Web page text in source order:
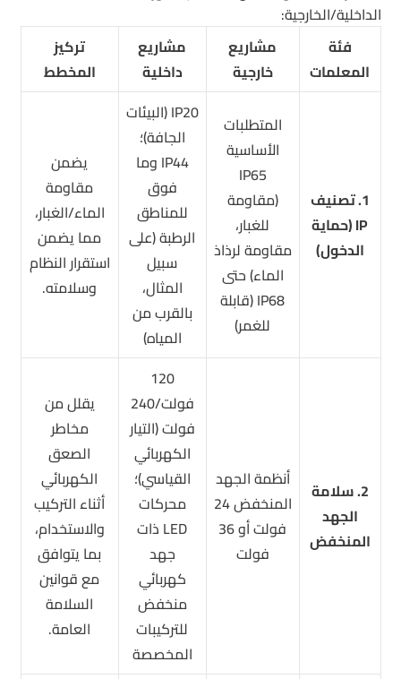
الداخلية/الخارجية:
فئة
المعلمات
مشاريع
خارجية
مشاريع
داخلية
تركيز
المخطط
1. تصنيف
IP (حماية
الدخول)
المتطلبات
الأساسية
IP65
(مقاومة
للغبار،
مقاومة لرذاذ
الماء) حتى
IP68 (قابلة
للغمر)
IP20 (البيئات
الجافة)؛
IP44 وما
فوق
للمناطق
الرطبة (على
سبيل
المثال،
بالقرب من
المياه)
يضمن
مقاومة
الماء/الغبار،
مما يضمن
استقرار النظام
وسلامته.
2. سلامة
الجهد
المنخفض
أنظمة الجهد
المنخفض 24
فولت أو 36
فولت
120
فولت/240
فولت (التيار
الكهربائي
القياسي)؛
محركات
LED ذات
جهد
كهربائي
منخفض
للتركيبات
المخصصة
يقلل من
مخاطر
الصعق
الكهربائي
أثناء التركيب
والاستخدام،
بما يتوافق
مع قوانين
السلامة
العامة.